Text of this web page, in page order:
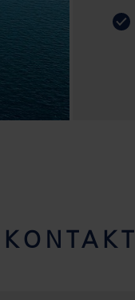
KONTAKT